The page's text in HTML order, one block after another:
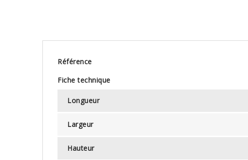
Référence
Fiche technique
Longueur
Largeur
Hauteur